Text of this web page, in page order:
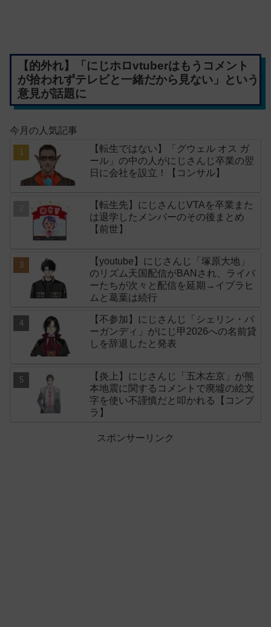
【的外れ】「にじホロvtuberはもうコメント
が拾われずテレビと一緒だから見ない」という
意見が話題に
今月の人気記事
【転生ではない】「グウェル オス ガ
ール」の中の人がにじさんじ卒業の翌
日に会社を設立！【コンサル】
【転生先】にじさんじVTAを卒業また
は退学したメンバーのその後まとめ
【前世】
【youtube】にじさんじ「塚原大地」
のリズム天国配信がBANされ、ライバ
ーたちが次々と配信を延期→イブラヒ
ムと葛葉は続行
【不参加】にじさんじ「シェリン・バ
ーガンディ」がにじ甲2026への名前貸
しを辞退したと発表
【炎上】にじさんじ「五木左京」が熊
本地震に関するコメントで廃墟の絵文
字を使い不謹慎だと叩かれる【コンプ
ラ】
スポンサーリンク